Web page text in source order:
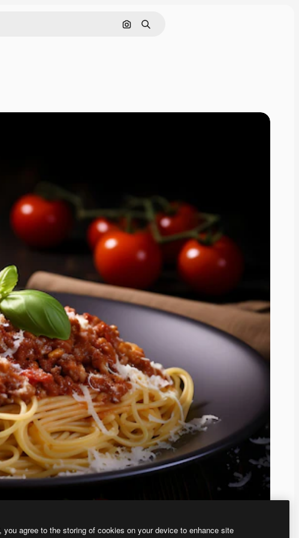
画像で検索
検索
使うと、あなた独自の画像を作成できます。
you agree to the storing of cookies on your device to enhance site